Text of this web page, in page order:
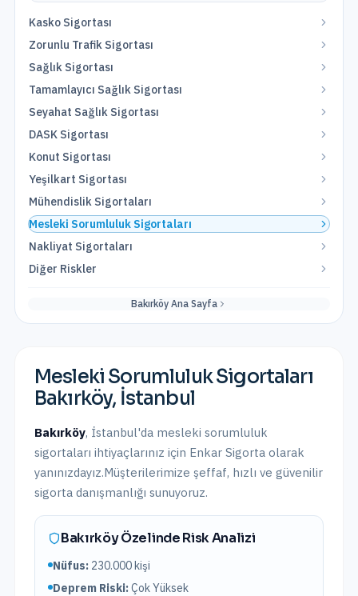
Kasko Sigortası
Zorunlu Trafik Sigortası
Sağlık Sigortası
Tamamlayıcı Sağlık Sigortası
Seyahat Sağlık Sigortası
DASK Sigortası
Konut Sigortası
Yeşilkart Sigortası
Mühendislik Sigortaları
Mesleki Sorumluluk Sigortaları
Nakliyat Sigortaları
Diğer Riskler
Bakırköy Ana Sayfa
Mesleki Sorumluluk Sigortaları
Bakırköy, İstanbul
Bakırköy, İstanbul'da mesleki sorumluluk
sigortaları ihtiyaçlarınız için Enkar Sigorta olarak
yanınızdayız.Müşterilerimize şeffaf, hızlı ve güvenilir
sigorta danışmanlığı sunuyoruz.
BakırköyÖzelinde Risk Analizi
Nüfus: 230.000kişi
Deprem Riski:Çok Yüksek